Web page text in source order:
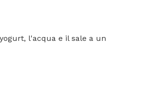
l'acqua e il sale a un